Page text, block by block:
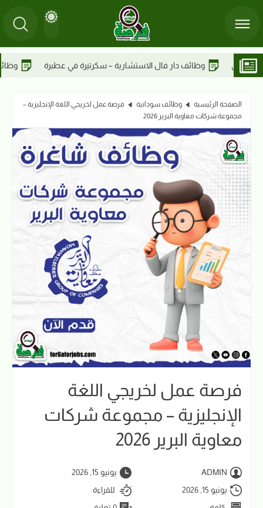
– سكرتيرة في عطبرة وظائف دار فال الاستشارية – أخصائي مدني
الصفحة الرئيسية وظائف سودانية
فرصة عمل لخريجي اللغة الإنجليزية –
مجموعة شركات معاوية البرير 2026
فرصة عمل لخريجي اللغة
الإنجليزية – مجموعة شركات
معاوية البرير 2026
ADMIN
يونيو 15, 2026
يونيو 15, 2026
للقراءة